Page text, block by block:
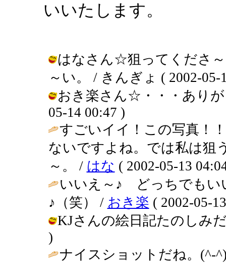
いいたします。
はなさん☆狙ってくださ
～い。 / きんぎょ ( 2002-05-
おき楽さん☆・・・あり
05-14 00:47 )
すごいイイ！この写真！
ないですよね。では私は狙
～。 / はな ( 2002-05-13
いいえ～♪ どっちでも
♪（笑） / おき楽 ( 2002-05-
KJさんの絵日記たのしみ
)
ナイスショットだね。(^-